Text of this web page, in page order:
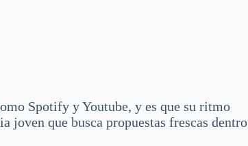
Spotify y Youtube, y es que su ritmo
joven que busca propuestas frescas dentro